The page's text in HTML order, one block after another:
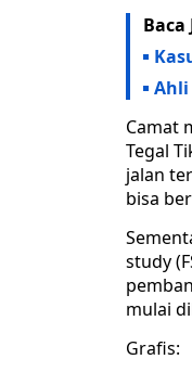
Baca
Ahli
Camat
Tegal
jalan
bisa
study
mulai
Grafis: